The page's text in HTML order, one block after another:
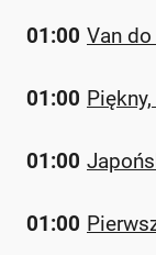
01:00 Van
01:00
01:00
01:00